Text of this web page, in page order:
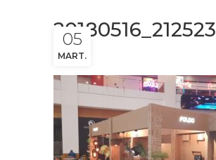
20180516_212523
05
MART.